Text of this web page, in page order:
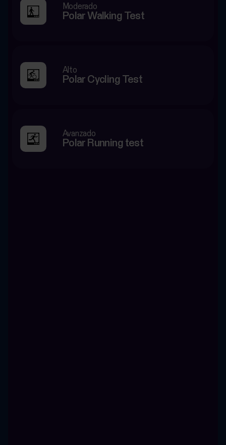
Moderado
Polar Walking Test
Alto
Polar Cycling Test
Avanzado
Polar Running test